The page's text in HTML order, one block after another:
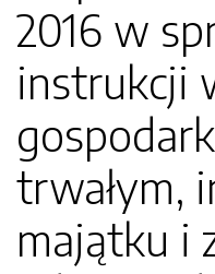
2016 w
instrukcji
trwałym,
majątku i